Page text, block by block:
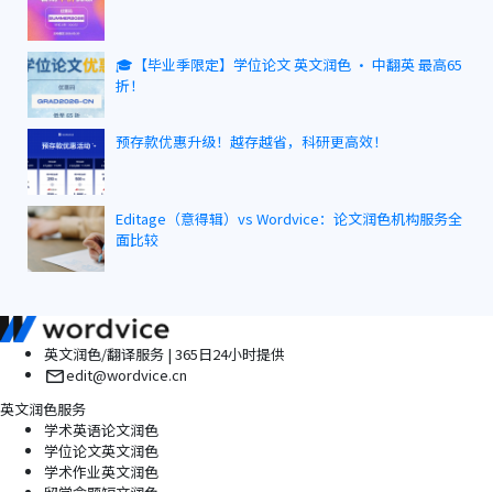
🎓【毕业季限定】学位论文 英文润色 · 中翻英 最高65
折！
预存款优惠升级！越存越省，科研更高效！
Editage（意得辑）vs Wordvice：论文润色机构服务全
面比较
英文润色/翻译服务 | 365日24小时提供
edit@wordvice.cn
英文润色服务
学术英语论文润色
学位论文英文润色
学术作业英文润色